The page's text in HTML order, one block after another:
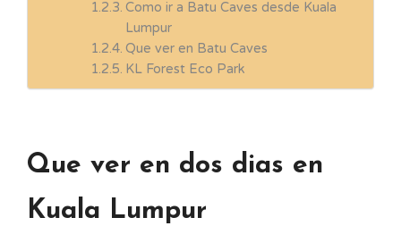
Como ir a Batu Caves desde Kuala
Lumpur
Que ver en Batu Caves
KL Forest Eco Park
Que ver en dos dias en
Kuala Lumpur